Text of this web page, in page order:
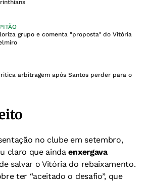
grupo e comenta "proposta" do Vitória
arbitragem após Santos perder para o
no clube em setembro,
claro que aindaenxergava
de salvar o Vitória do rebaixamento.
ter “aceitado o desafio”, que